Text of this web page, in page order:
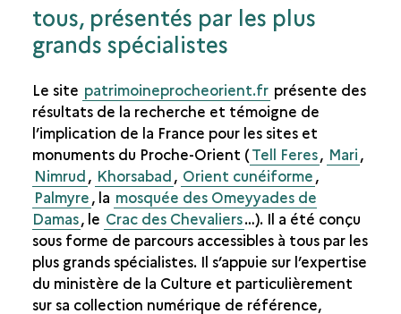
tous, présentés par les plus
grands spécialistes
Le site patrimoineprocheorient.fr présente des
résultats de la recherche et témoigne de
l’implication de la France pour les sites et
monuments du Proche-Orient (Tell Feres, Mari,
Nimrud, Khorsabad, Orient cunéiforme,
Palmyre, la mosquée des Omeyyades de
Damas, le Crac des Chevaliers…). Il a été conçu
sous forme de parcours accessibles à tous par les
plus grands spécialistes. Il s’appuie sur l’expertise
du ministère de la Culture et particulièrement
sur sa collection numérique de référence,